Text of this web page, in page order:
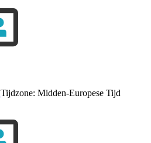
Tijdzone: Midden-Europese Tijd